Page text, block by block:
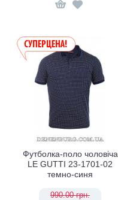
Футболка-поло чоловіча
LE GUTTI 23-1701-02
темно-синя
990.00 грн.